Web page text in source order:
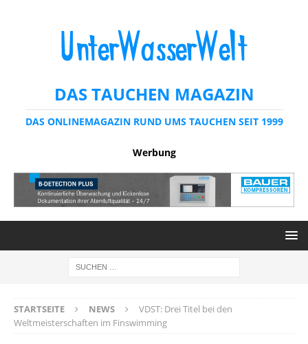
DAS TAUCHEN MAGAZIN
DAS ONLINEMAGAZIN RUND UMS TAUCHEN SEIT 1999
Werbung
STARTSEITE NEWS
VDST: Drei Titel bei den
Weltmeisterschaften im Finswimming